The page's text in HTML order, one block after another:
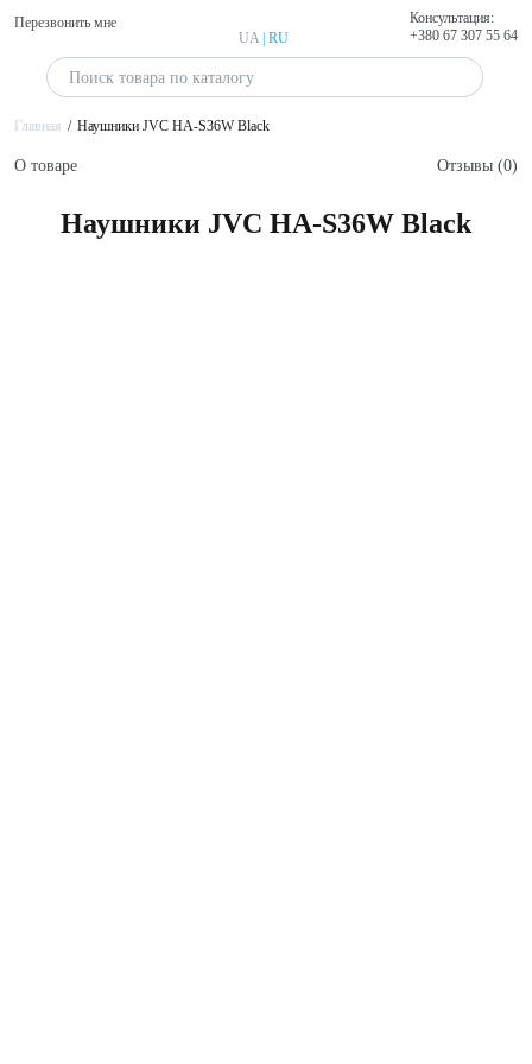
Перезвонить мне
UA
RU
Консультация:
+380 67 307 55 64
Главная Наушники JVC HA-S36W Black
О товаре Отзывы (0)
Наушники JVC HA-S36W Black